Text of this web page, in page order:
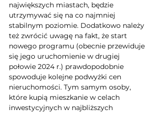
największych miastach, będzie
utrzymywać się na co najmniej
stabilnym poziomie. Dodatkowo należy
też zwrócić uwagę na fakt, że start
nowego programu (obecnie przewiduje
się jego uruchomienie w drugiej
połowie 2024 r.) prawdopodobnie
spowoduje kolejne podwyżki cen
nieruchomości. Tym samym osoby,
które kupią mieszkanie w celach
inwestycyjnych w najbliższych